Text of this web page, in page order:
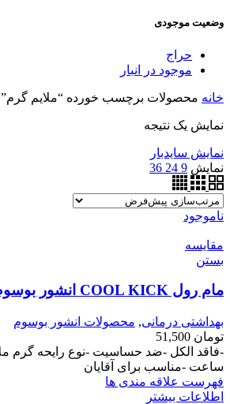
وضعیت موجودی
حراج
موجود در انبار
خانه محصولات برچسب خورده “ملایم گرم”
نمایش یک نتیجه
نمایش سایدبار
نمایش 9
24
36
ناموجود
مقایسه
بستن
مام رول COOL KICK انشور بوسوم
بهداشتی درمانی, محصولات انشور بوسوم
تومان
ساعت -مناسب برای آقایان
فهرست علاقه مندی ها
اطلاعات بیشتر